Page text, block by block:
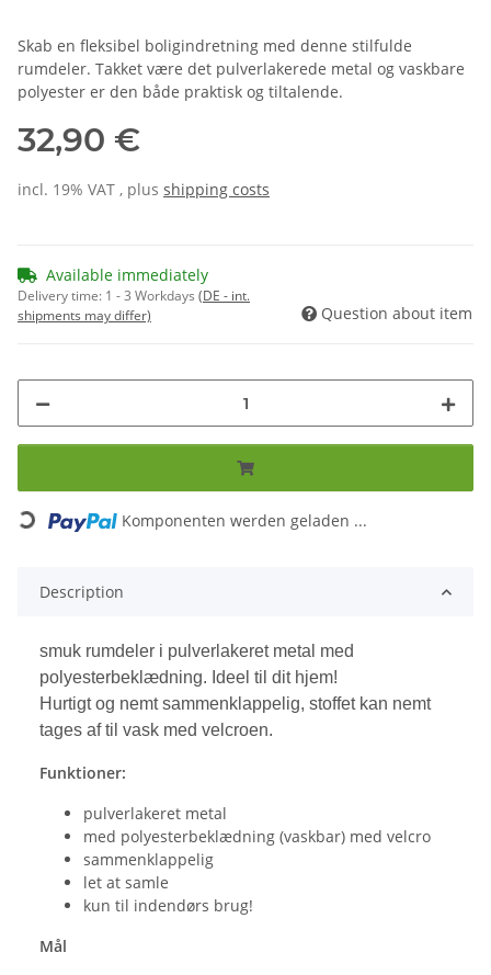
Skab en fleksibel boligindretning med denne stilfulde
rumdeler. Takket være det pulverlakerede metal og vaskbare
polyester er den både praktisk og tiltalende.
32,90 €
incl. 19% VAT , plus shipping costs
Available immediately
Delivery time: 1 - 3 Workdays (DE - int.
shipments may differ)
Question about item
Loading... Komponenten werden geladen ...
Description
smuk rumdeler i pulverlakeret metal med
polyesterbeklædning. Ideel til dit hjem!
Hurtigt og nemt sammenklappelig, stoffet kan nemt
tages af til vask med velcroen.
Funktioner:
pulverlakeret metal
med polyesterbeklædning (vaskbar) med velcro
sammenklappelig
let at samle
kun til indendørs brug!
Mål